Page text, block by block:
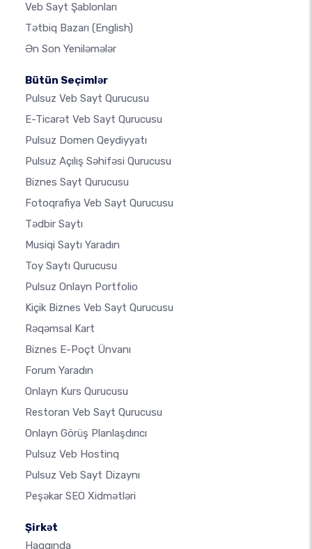
Veb Sayt Şablonları
Tətbiq Bazarı (English)
Ən Son Yeniləmələr
Bütün Seçimlər
Pulsuz Veb Sayt Qurucusu
E-Ticarət Veb Sayt Qurucusu
Pulsuz Domen Qeydiyyatı
Pulsuz Açılış Səhifəsi Qurucusu
Biznes Sayt Qurucusu
Fotoqrafiya Veb Sayt Qurucusu
Tədbir Saytı
Musiqi Saytı Yaradın
Toy Saytı Qurucusu
Pulsuz Onlayn Portfolio
Kiçik Biznes Veb Sayt Qurucusu
Rəqəmsal Kart
Biznes E-Poçt Ünvanı
Forum Yaradın
Onlayn Kurs Qurucusu
Restoran Veb Sayt Qurucusu
Onlayn Görüş Planlaşdırıcı
Pulsuz Veb Hostinq
Pulsuz Veb Sayt Dizaynı
Peşəkar SEO Xidmətləri
Şirkət
Haqqında